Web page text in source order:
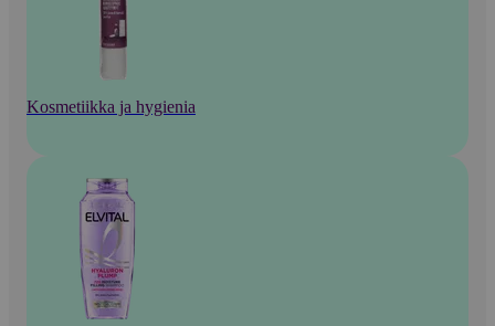
Kosmetiikka ja hygienia